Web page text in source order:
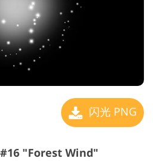
闪光 PNG
#16 "Forest Wind"